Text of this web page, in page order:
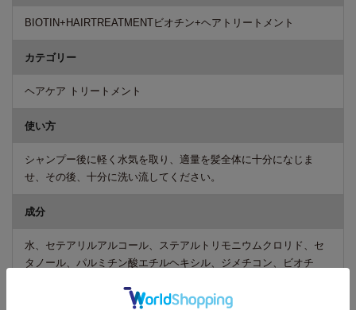
BIOTIN+HAIRTREATMENTビオチン+ヘアトリートメント
カテゴリー
ヘアケア トリートメント
使い方
シャンプー後に軽く水気を取り、適量を髪全体に十分になじま
せ、その後、十分に洗い流してください。
成分
水、セテアリルアルコール、ステアルトリモニウムクロリド、セ
タノール、パルミチン酸エチルヘキシル、ジメチコン、ビオチ
キス、アルゲエキス、アリストテリアチレンシス果実エキス、ザ